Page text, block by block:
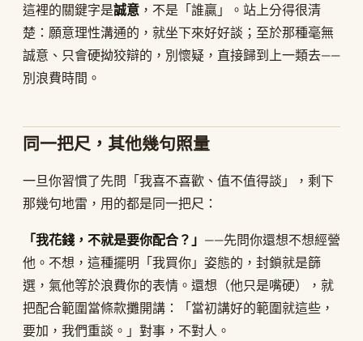
這裡的關鍵字是誠意 ，不是「誰贏」。站上分得很清
楚：願意理性溝通的，就坐下來好好談；至於那種毫無
誠意、只會硬拗狡辯的，別懷疑，直接歸到上一類去——
別浪費時間。
同一把尺，其他幾句照量
一旦你習慣了先問「我喜不喜歡、值不值得談」，剩下
那幾句地雷，用的都是同一把尺：
「我花錢，不就是要你配合？」 ——先問你還想不想經營
他。不想，這種擺明「我買你」姿態的，封鎖就是篩
選，氣他等於浪費你的表情。還想（他只是嘴硬），就
把配合範圍當條款攤開講：「當初講好的範圍就這些，
要加，我們重談。」對事，不對人。